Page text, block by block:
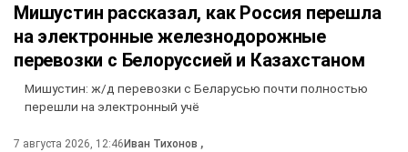
Мишустин рассказал, как Россия перешла
на электронные железнодорожные
перевозки с Белоруссией и Казахстаном
Мишустин: ж/д перевозки с Беларусью почти полностью
перешли на электронный учё
7 августа 2026, 12:46Иван Тихонов ,